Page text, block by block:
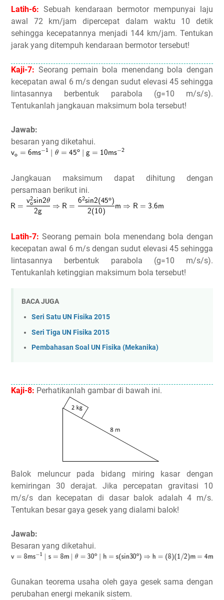
Latih-6: Sebuah kendaraan bermotor mempunyai laju
awal 72 km/jam dipercepat dalam waktu 10 detik
sehingga kecepatannya menjadi 144 km/jam. Tentukan
jarak yang ditempuh kendaraan bermotor tersebut!
Kaji-7: Seorang pemain bola menendang bola dengan
kecepatan awal 6 m/s dengan sudut elevasi 45 sehingga
lintasannya berbentuk parabola (g=10 m/s/s).
Tentukanlah jangkauan maksimum bola tersebut!
Jawab:
besaran yang diketahui.
Jangkauan maksimum dapat dihitung dengan
persamaan berikut ini.
Latih-7: Seorang pemain bola menendang bola dengan
kecepatan awal 6 m/s dengan sudut elevasi 45 sehingga
lintasannya berbentuk parabola (g=10 m/s/s).
Tentukanlah ketinggian maksimum bola tersebut!
BACA JUGA
Seri Satu UN Fisika 2015
Seri Tiga UN Fisika 2015
Pembahasan Soal UN Fisika (Mekanika)
Kaji-8: Perhatikanlah gambar di bawah ini.
Balok meluncur pada bidang miring kasar dengan
kemiringan 30 derajat. Jika percepatan gravitasi 10
m/s/s dan kecepatan di dasar balok adalah 4 m/s.
Tentukan besar gaya gesek yang dialami balok!
Jawab:
Besaran yang diketahui.
Gunakan teorema usaha oleh gaya gesek sama dengan
perubahan energi mekanik sistem.